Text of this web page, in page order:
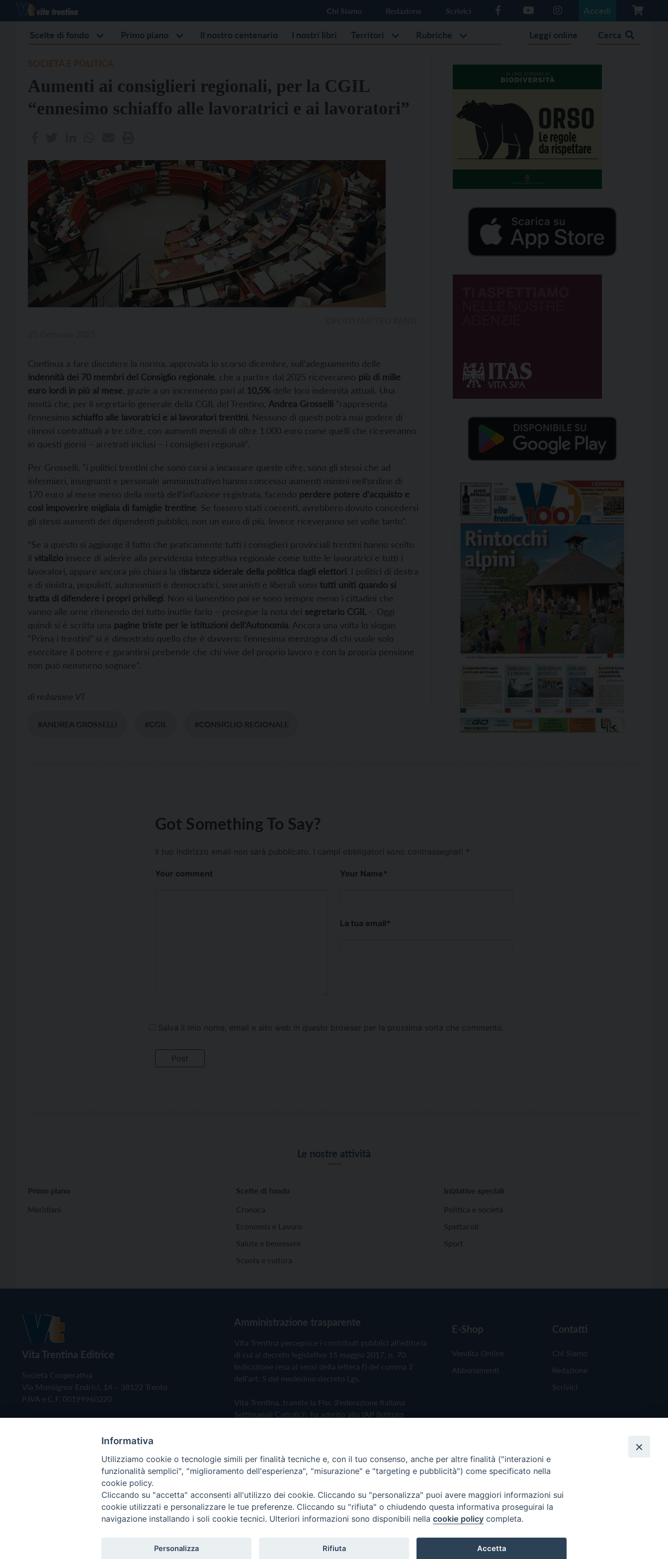
Chi Siamo Redazione Scrivici Accedi
Scelte di fondo Primo piano Il nostro centenario I nostri libri Territori Rubriche Leggi online Cerca
Aumenti ai consiglieri regionali, per la CGIL
“ennesimo schiaffo alle lavoratrici e ai lavoratori”
Continua a fare discutere la norma, approvata lo scorso dicembre, sull’adeguamento delle
indennità dei 70 membri del Consiglio regionale , che a partire dal 2025 riceveranno più di mille
euro lordi in più al mese , grazie a un incremento pari al 10,5% delle loro indennità attuali. Una
novità che, per il segretario generale della CGIL del Trentino, Andrea Grosselli “rappresenta
l’ennesimo schiaffo alle lavoratrici e ai lavoratori trentini. Nessuno di questi potrà mai godere di
rinnovi contrattuali a tre cifre, con aumenti mensili di oltre 1.000 euro come quelli che riceveranno
in questi giorni – arretrati inclusi – i consiglieri regionali”.
Per Grosselli, “i politici trentini che sono corsi a incassare queste cifre, sono gli stessi che ad
infermieri, insegnanti e personale amministrativo hanno concesso aumenti minimi nell’ordine di
170 euro al mese meno della metà dell’inflazione registrata, facendo perdere potere d’acquisto e
così impoverire migliaia di famiglie trentine. Se fossero stati coerenti, avrebbero dovuto concedersi
gli stessi aumenti dei dipendenti pubblici, non un euro di più. Invece riceveranno sei volte tanto”.
“Se a questo si aggiunge il fatto che praticamente tutti i consiglieri provinciali trentini hanno scelto
il vitalizio invece di aderire alla previdenza integrativa regionale come tutte le lavoratrici e tutti i
lavoratori, appare ancora più chiara la distanza siderale della politica dagli elettori. I politici di destra
e di sinistra, populisti, autonomisti e democratici, sovranisti e liberali sono tutti uniti quando si
tratta di difendere i propri privilegi. Non si lamentino poi se sono sempre meno i cittadini che
vanno alle urne ritenendo del tutto inutile farlo – prosegue la nota del segretario CGIL -. Oggi
quindi si è scritta una pagine triste per le istituzioni dell’Autonomia. Ancora una volta lo slogan
“Prima i trentini” si è dimostrato quello che è davvero: l’ennesima menzogna di chi vuole solo
esercitare il potere e garantirsi prebende che chi vive del proprio lavoro e con la propria pensione
non può nemmeno sognare”.
di redazione VT
#ANDREA GROSSELLI #CGIL #CONSIGLIO REGIONALE
Got Something To Say?
Il tuo indirizzo email non sarà pubblicato. I campi obbligatori sono contrassegnati *
Your comment Your Name*
La tua email*
Salva il mio nome, email e sito web in questo browser per la prossima volta che commento.
Le nostre attività
Primo piano
Meridiani
Scelte di fondo
Cronaca
Economia e Lavoro
Salute e benessere
Scuola e cultura
Iniziative speciali
Politica e società
Spettacoli
Sport
Vita Trentina Editrice
Società Cooperativa
Via Monsignor Endrici, 14 – 38122 Trento
P.IVA e C.F. 00199960220
Amministrazione trasparente
Vita Trentina percepisce i contributi pubblici all'editoria
di cui al decreto legislativo 15 maggio 2017, n. 70.
Indicazione resa ai sensi della lettera f) del comma 2
dell'art. 5 del medesimo decreto Lgs.
Vita Trentina, tramite la Fisc (Federazione Italiana
Settimanali Cattolici), ha aderito allo IAP (Istituto
Privacy Policy Cookie Policy
E-Shop
Vendita Online
Abbonamenti
Contatti
Chi Siamo
Redazione
Scrivici
Copyright © 2019 - Tutti i diritti riservati - Vita Trentina Editrice
Informativa
Utilizziamo cookie o tecnologie simili per finalità tecniche e, con il tuo consenso, anche per altre finalità ("interazioni e
funzionalità semplici", "miglioramento dell'esperienza", "misurazione" e "targeting e pubblicità") come specificato nella
cookie policy.
Cliccando su "accetta" acconsenti all'utilizzo dei cookie. Cliccando su "personalizza" puoi avere maggiori informazioni sui
cookie utilizzati e personalizzare le tue preferenze. Cliccando su "rifiuta" o chiudendo questa informativa proseguirai la
navigazione installando i soli cookie tecnici. Ulteriori informazioni sono disponibili nella cookie policy completa.
Personalizza Rifiuta Accetta